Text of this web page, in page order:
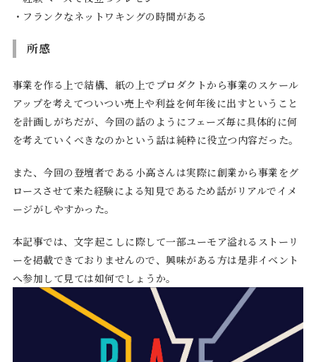
・フランクなネットワキングの時間がある
所感
事業を作る上で結構、紙の上でプロダクトから事業のスケール
アップを考えてついつい売上や利益を何年後に出すということ
を計画しがちだが、今回の話のようにフェーズ毎に具体的に何
を考えていくべきなのかという話は純粋に役立つ内容だった。
また、今回の登壇者である小高さんは実際に創業から事業をグ
ロースさせて来た経験による知見であるため話がリアルでイメ
ージがしやすかった。
本記事では、文字起こしに際して一部ユーモア溢れるストーリ
ーを掲載できておりませんので、興味がある方は是非イベント
へ参加して見ては如何でしょうか。